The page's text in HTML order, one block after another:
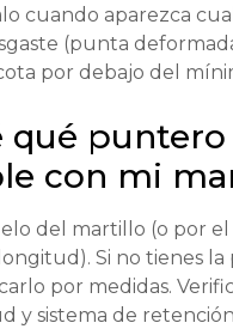
cuando aparezca
(punta
por debajo del
qué puntero
con mi
del martillo (o por
Si no tienes la
por medidas.
y sistema de